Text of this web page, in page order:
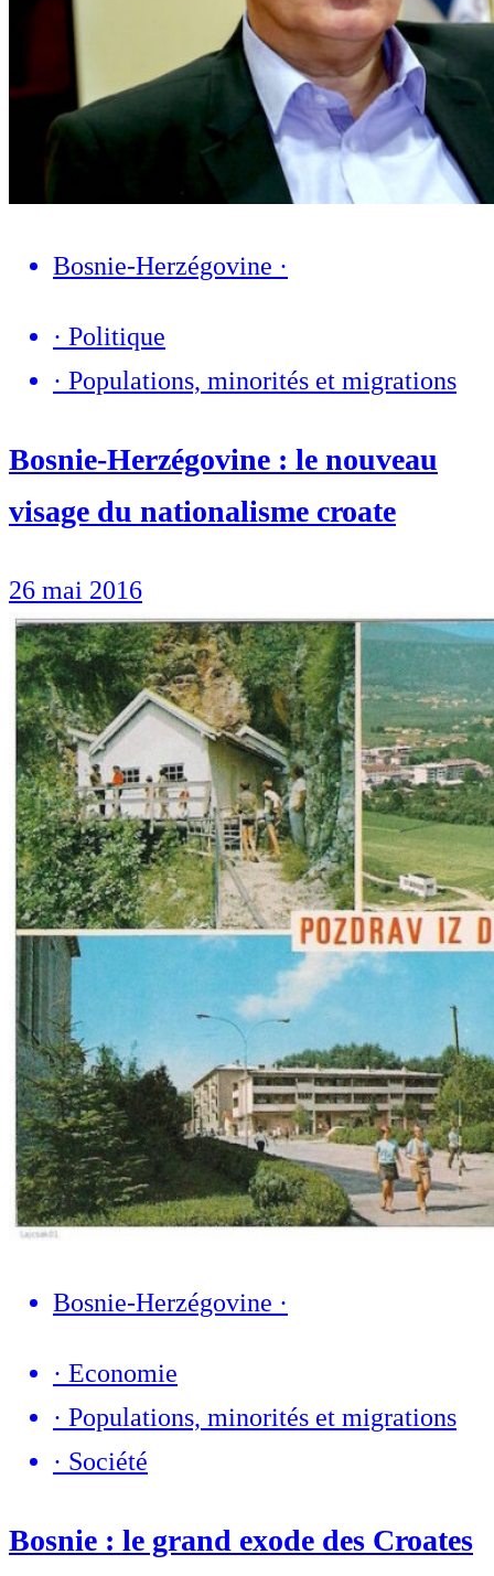
Bosnie-Herzégovine ·
· Politique
· Populations, minorités et migrations
Bosnie-Herzégovine : le nouveau
visage du nationalisme croate
26 mai 2016
Bosnie-Herzégovine ·
· Economie
· Populations, minorités et migrations
· Société
Bosnie : le grand exode des Croates